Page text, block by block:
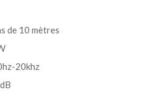
de 10 mètres
20khz